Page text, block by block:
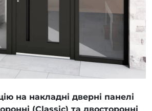
на накладні дверні панелі